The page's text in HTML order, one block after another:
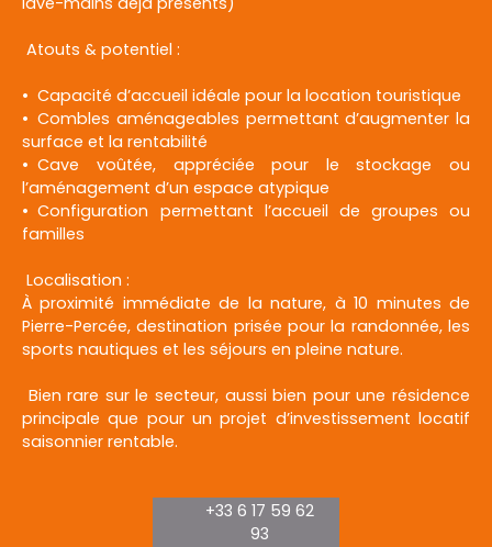
Atouts & potentiel :
Capacité d’accueil idéale pour la location touristique
Combles aménageables permettant d’augmenter la
surface et la rentabilité
Cave voûtée, appréciée pour le stockage ou
l’aménagement d’un espace atypique
Configuration permettant l’accueil de groupes ou
familles
Localisation :
À proximité immédiate de la nature, à 10 minutes de
Pierre-Percée, destination prisée pour la randonnée, les
sports nautiques et les séjours en pleine nature.
Bien rare sur le secteur, aussi bien pour une résidence
principale que pour un projet d’investissement locatif
saisonnier rentable.
+33 6 17 59 62
93